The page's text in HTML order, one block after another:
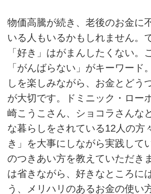
物価高騰が続き、老後のお金に
いる人もいるかもしれません。
「好き」はがまんしたくない。
「がんばらない」がキーワード
しを楽しみながら、お金とどう
が大切です。ドミニック・ロー
崎こうこさん、ショコラさんな
な暮らしをされている12人の方
き」を大事にしながら実践して
のつきあい方を教えていただき
は省きながら、好きなところに
う、メリハリのあるお金の使い